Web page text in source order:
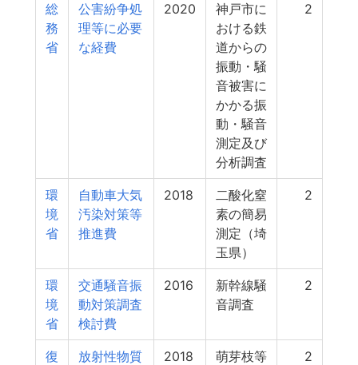
総
務
省
公害紛争処
理等に必要
な経費
2020
神戸市に
おける鉄
道からの
振動・騒
音被害に
かかる振
動・騒音
測定及び
分析調査
2
環
境
省
自動車大気
汚染対策等
推進費
2018
二酸化窒
素の簡易
測定（埼
玉県）
2
環
境
省
交通騒音振
動対策調査
検討費
2016
新幹線騒
音調査
2
復
放射性物質
2018
萌芽枝等
2